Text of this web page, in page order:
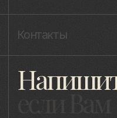
Пользовательское соглашение